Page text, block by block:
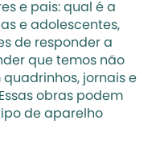
e pais: qual é a
e adolescentes,
de responder a
que temos não
jornais e
obras podem
de aparelho